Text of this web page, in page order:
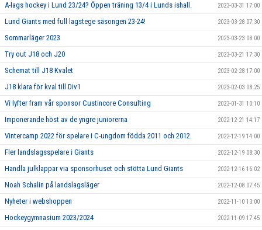
A-lags hockey i Lund 23/24? Öppen träning 13/4 i Lunds ishall. 2023-03-31 17:00
Lund Giants med full lagstege säsongen 23-24! 2023-03-28 07:30
Sommarläger 2023 2023-03-23 08:00
Try out J18 och J20 2023-03-21 17:30
Schemat till J18 Kvalet 2023-02-28 17:00
J18 klara för kval till Div1 2023-02-03 08:25
Vi lyfter fram vår sponsor Custincore Consulting 2023-01-31 10:10
Imponerande höst av de yngre juniorerna 2022-12-21 14:17
Vintercamp 2022 för spelare i C-ungdom födda 2011 och 2012. 2022-12-19 14:00
Fler landslagsspelare i Giants 2022-12-19 08:30
Handla julklappar via sponsorhuset och stötta Lund Giants 2022-12-16 16:02
Noah Schalin på landslagsläger 2022-12-08 07:45
Nyheter i webshoppen 2022-11-10 13:00
Hockeygymnasium 2023/2024 2022-11-09 17:45